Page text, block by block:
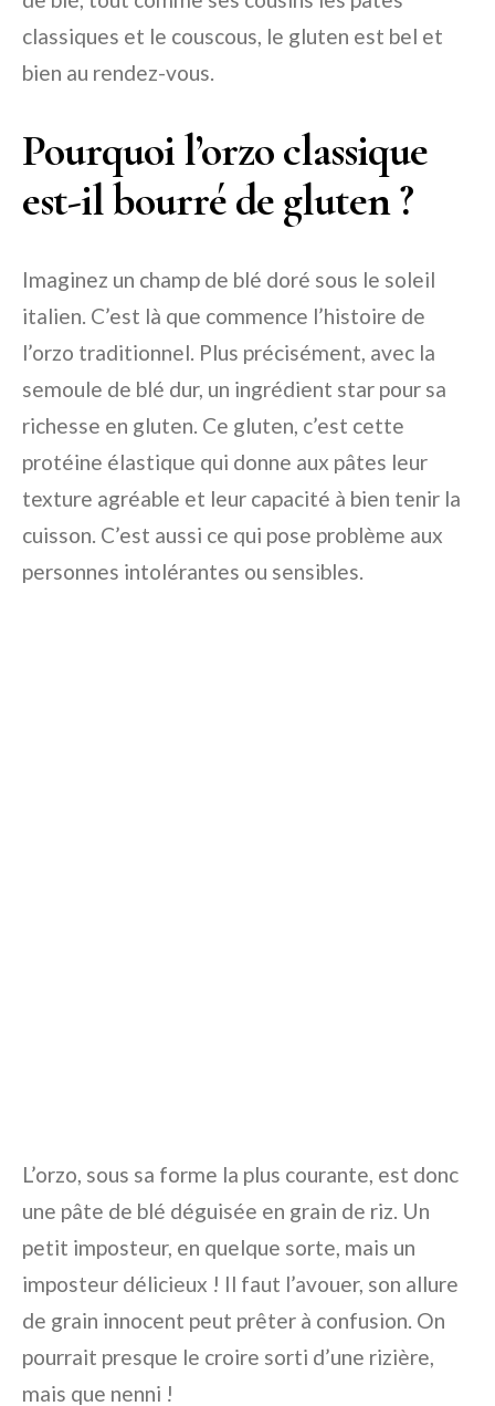
classiques et le couscous, le gluten est bel et
bien au rendez-vous.
Pourquoi l’orzo classique
est-il bourré de gluten ?
Imaginez un champ de blé doré sous le soleil
italien. C’est là que commence l’histoire de
l’orzo traditionnel. Plus précisément, avec la
semoule de blé dur, un ingrédient star pour sa
richesse en gluten. Ce gluten, c’est cette
protéine élastique qui donne aux pâtes leur
texture agréable et leur capacité à bien tenir la
cuisson. C’est aussi ce qui pose problème aux
personnes intolérantes ou sensibles.
L’orzo, sous sa forme la plus courante, est donc
une pâte de blé déguisée en grain de riz. Un
petit imposteur, en quelque sorte, mais un
imposteur délicieux ! Il faut l’avouer, son allure
de grain innocent peut prêter à confusion. On
pourrait presque le croire sorti d’une rizière,
mais que nenni !